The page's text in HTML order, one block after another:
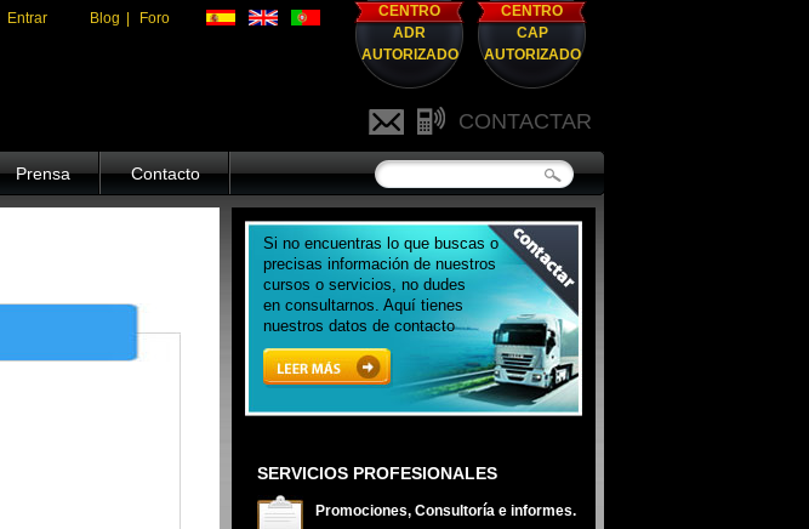
CENTRO
CAP
AUTORIZADO
CENTRO
ADR
AUTORIZADO
Blog Foro
Entrar
CONTACTAR
Prensa Contacto
Si no encuentras lo que buscas o
precisas información de nuestros
cursos o servicios, no dudes
en consultarnos. Aquí tienes
nuestros datos de contacto
SERVICIOS PROFESIONALES
Promociones, Consultoría e informes.